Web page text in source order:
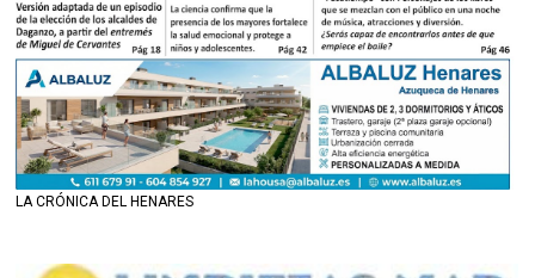
LA CRÓNICA DEL HENARES